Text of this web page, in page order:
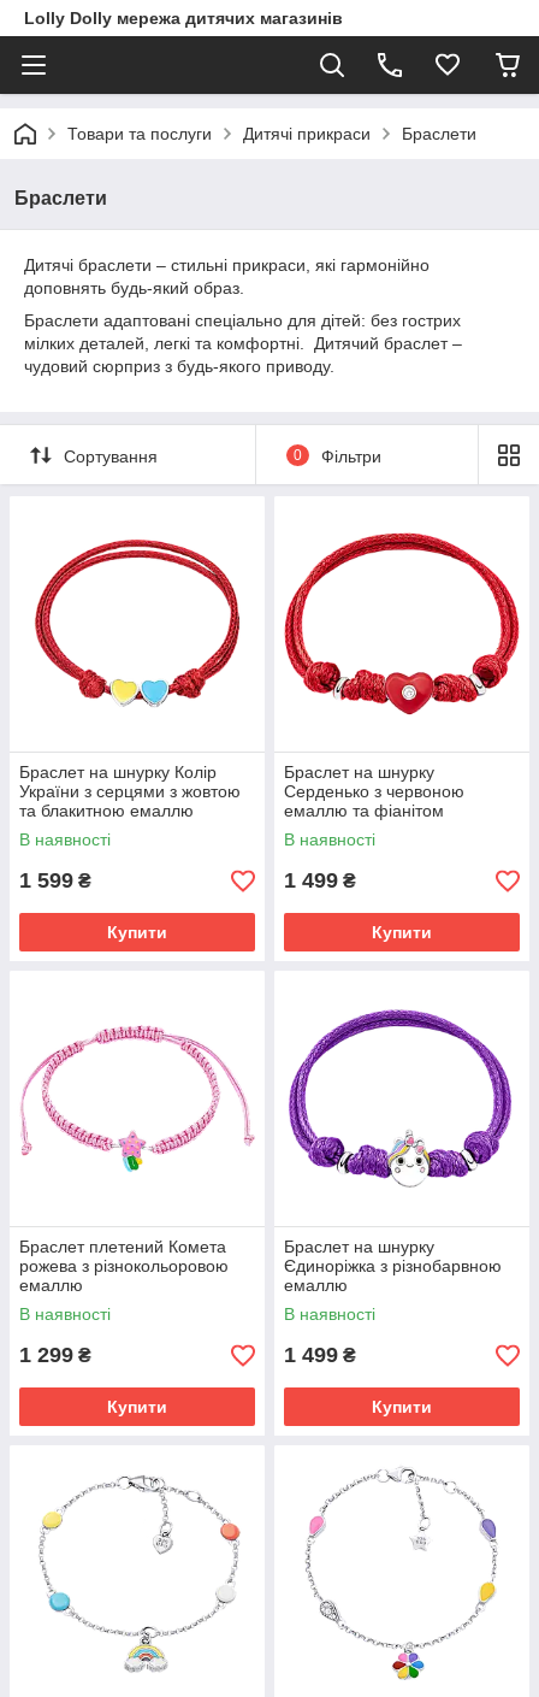
Lolly Dolly мережа дитячих магазинів
Товари та послуги Дитячі прикраси Браслети
Браслети
Дитячі браслети – стильні прикраси, які гармонійно
доповнять будь-який образ.
Браслети адаптовані спеціально для дітей: без гострих
мілких деталей, легкі та комфортні. Дитячий браслет –
чудовий сюрприз з будь-якого приводу.
Сортування 0 Фільтри
Браслет на шнурку Колір
України з серцями з жовтою
та блакитною емаллю
В наявності
1 599 ₴
Купити
Браслет на шнурку
Серденько з червоною
емаллю та фіанітом
В наявності
1 499 ₴
Купити
Браслет плетений Комета
рожева з різнокольоровою
емаллю
В наявності
1 299 ₴
Купити
Браслет на шнурку
Єдиноріжка з різнобарвною
емаллю
В наявності
1 499 ₴
Купити